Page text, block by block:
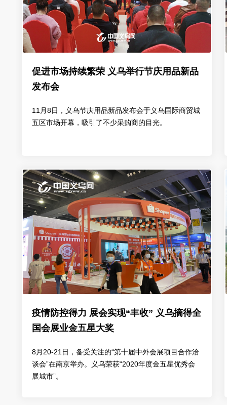
促进市场持续繁荣 义乌举行节庆用品新品
发布会
11月8日，义乌节庆用品新品发布会于义乌国际商贸城
五区市场开幕，吸引了不少采购商的目光。
疫情防控得力 展会实现“丰收” 义乌摘得全
国会展业金五星大奖
8月20-21日，备受关注的“第十届中外会展项目合作洽
谈会”在南京举办。义乌荣获“2020年度金五星优秀会
展城市”。